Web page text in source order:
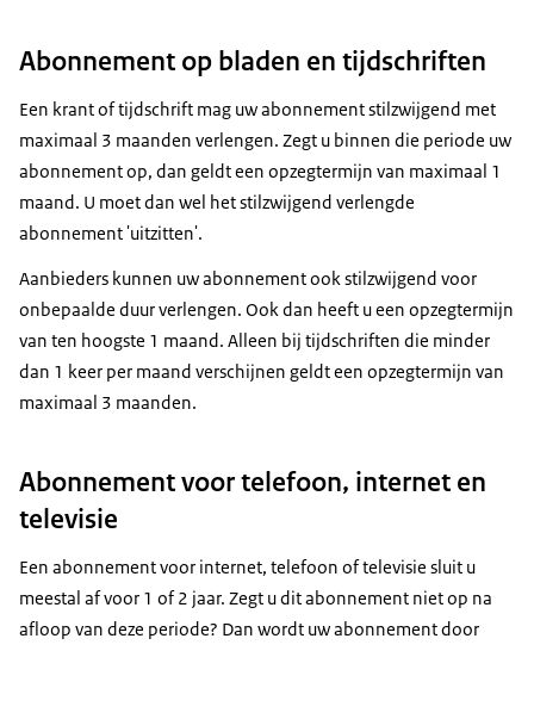
Abonnement op bladen en tijdschriften
Een krant of tijdschrift mag uw abonnement stilzwijgend met
maximaal 3 maanden verlengen. Zegt u binnen die periode uw
abonnement op, dan geldt een opzegtermijn van maximaal 1
maand. U moet dan wel het stilzwijgend verlengde
abonnement 'uitzitten'.
Aanbieders kunnen uw abonnement ook stilzwijgend voor
onbepaalde duur verlengen. Ook dan heeft u een opzegtermijn
van ten hoogste 1 maand. Alleen bij tijdschriften die minder
dan 1 keer per maand verschijnen geldt een opzegtermijn van
maximaal 3 maanden.
Abonnement voor telefoon, internet en
televisie
Een abonnement voor internet, telefoon of televisie sluit u
meestal af voor 1 of 2 jaar. Zegt u dit abonnement niet op na
afloop van deze periode? Dan wordt uw abonnement door